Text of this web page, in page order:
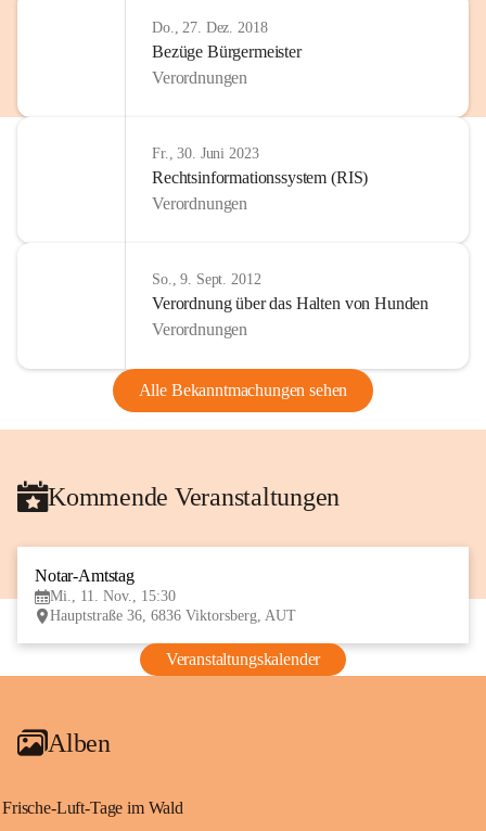
Do., 27. Dez. 2018
Bezüge Bürgermeister
Verordnungen
Fr., 30. Juni 2023
Rechtsinformationssystem (RIS)
Verordnungen
So., 9. Sept. 2012
Verordnung über das Halten von Hunden
Verordnungen
Alle Bekanntmachungen sehen
Kommende Veranstaltungen
Notar-Amtstag
Mi., 11. Nov., 15:30
Hauptstraße 36, 6836 Viktorsberg, AUT
Veranstaltungskalender
Alben
Frische-Luft-Tage im Wald